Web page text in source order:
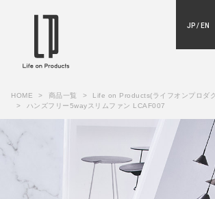
JP / EN
HOME 商品一覧
Life on Products(ライフオンプロダ
ハンズフリー5wayスリムファン LCAF007